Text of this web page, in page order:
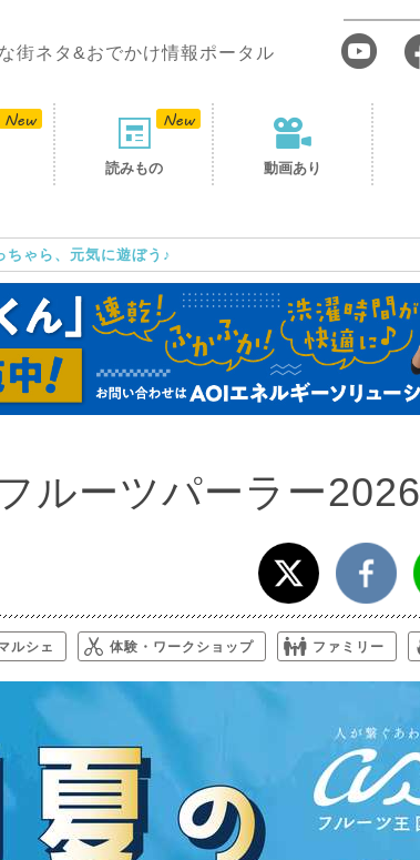
街ネタ&おでかけ情報ポータル
読みもの 動画あり
ちゃら、元気に遊ぼう♪
ルーツパーラー2026
ルシェ 体験・ワークショップ ファミリー